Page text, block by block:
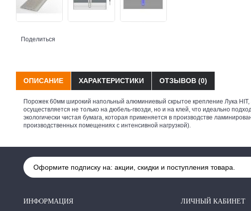
Поделиться
ОПИСАНИЕ ХАРАКТЕРИСТИКИ ОТЗЫВОВ (0)
Порожек 60мм широкий напольный алюминиевый скрытое крепление Лука
осуществляется не только на дюбель-гвозди, но и на клей, что идеально
экологически чистая бумага, которая применяется в производстве
производственных помещениях с интенсивной нагрузкой).
Оформите подписку на: акции, скидки и поступления товара.
ИНФОРМАЦИЯ ЛИЧНЫЙ КАБИНЕТ